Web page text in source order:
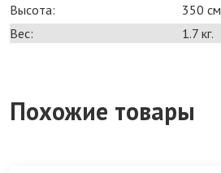
Высота:
350 см
Вес:
1.7 кг.
Похожие товары